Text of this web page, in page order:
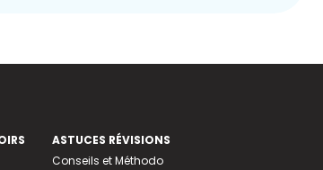
ASTUCES RÉVISIONS
Conseils et Méthodo